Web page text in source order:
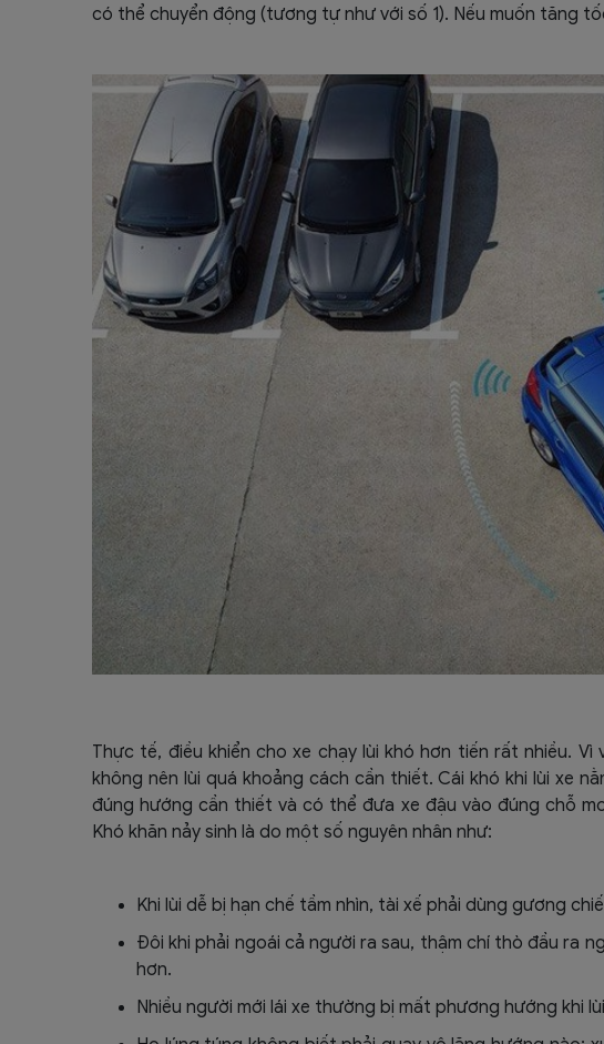
có thể chuyển động (tương tự như với số 1). Nếu muốn tăng
Thực tế, điều khiển cho xe chạy lùi khó hơn tiến rất nhiều.
không nên lùi quá khoảng cách cần thiết. Cái khó khi lùi xe
đúng hướng cần thiết và có thể đưa xe đậu vào đúng chỗ
Khó khăn nảy sinh là do một số nguyên nhân như:
Khi lùi dễ bị hạn chế tầm nhìn, tài xế phải dùng gương
Đôi khi phải ngoái cả người ra sau, thậm chí thò đầu ra
hơn.
Nhiều người mới lái xe thường bị mất phương hướng khi